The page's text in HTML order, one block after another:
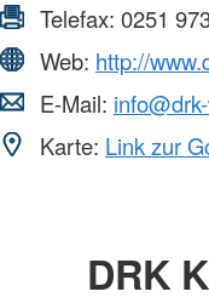
Telefax: 0251
Web: http://
E-Mail:
Karte: Link zur
DRK